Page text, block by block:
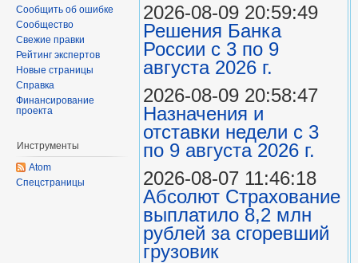
Сообщить об ошибке
Сообщество
Свежие правки
Рейтинг экспертов
Новые страницы
Справка
Финансирование
проекта
Инструменты
Atom
Спецстраницы
2026-08-09 20:59:49
Решения Банка
России с 3 по 9
августа 2026 г.
2026-08-09 20:58:47
Назначения и
отставки недели с 3
по 9 августа 2026 г.
2026-08-07 11:46:18
Абсолют Страхование
выплатило 8,2 млн
рублей за сгоревший
грузовик